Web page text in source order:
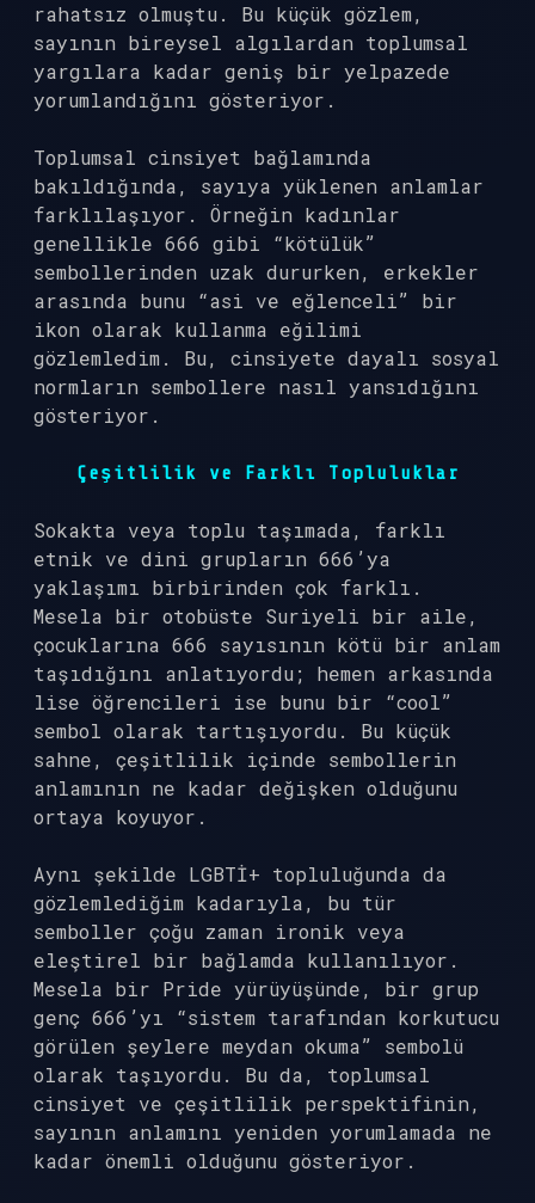
rahatsız olmuştu. Bu küçük gözlem,
sayının bireysel algılardan toplumsal
yargılara kadar geniş bir yelpazede
yorumlandığını gösteriyor.
Toplumsal cinsiyet bağlamında
bakıldığında, sayıya yüklenen anlamlar
farklılaşıyor. Örneğin kadınlar
genellikle 666 gibi “kötülük”
sembollerinden uzak dururken, erkekler
arasında bunu “asi ve eğlenceli” bir
ikon olarak kullanma eğilimi
gözlemledim. Bu, cinsiyete dayalı sosyal
normların sembollere nasıl yansıdığını
gösteriyor.
Çeşitlilik ve Farklı Topluluklar
Sokakta veya toplu taşımada, farklı
etnik ve dini grupların 666’ya
yaklaşımı birbirinden çok farklı.
Mesela bir otobüste Suriyeli bir aile,
çocuklarına 666 sayısının kötü bir anlam
taşıdığını anlatıyordu; hemen arkasında
lise öğrencileri ise bunu bir “cool”
sembol olarak tartışıyordu. Bu küçük
sahne, çeşitlilik içinde sembollerin
anlamının ne kadar değişken olduğunu
ortaya koyuyor.
Aynı şekilde LGBTİ+ topluluğunda da
gözlemlediğim kadarıyla, bu tür
semboller çoğu zaman ironik veya
eleştirel bir bağlamda kullanılıyor.
Mesela bir Pride yürüyüşünde, bir grup
genç 666’yı “sistem tarafından korkutucu
görülen şeylere meydan okuma” sembolü
olarak taşıyordu. Bu da, toplumsal
cinsiyet ve çeşitlilik perspektifinin,
sayının anlamını yeniden yorumlamada ne
kadar önemli olduğunu gösteriyor.